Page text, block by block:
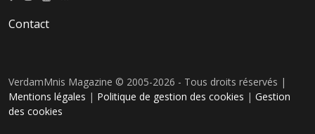
Contact
VerdamMnis Magazine © 2005-2026 - Tous droits réservés |
Mentions légales | Politique de gestion des cookies | Gestion
des cookies